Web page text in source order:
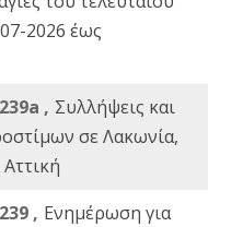
2026 έως
, Συλλήψεις και
σε Λακωνία,
, Ενημέρωση για